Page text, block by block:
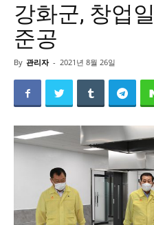
강화군, 창업
준공
By 관리자 - 2021년 8월 26일